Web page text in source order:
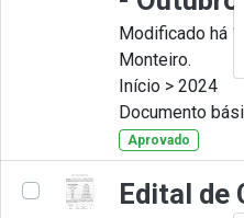
Modificado há
Monteiro.
Início > 2024
Documento
Aprovado
Edital de